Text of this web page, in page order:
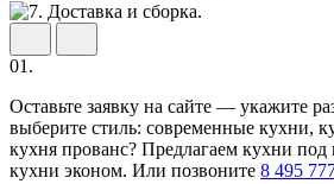
01.
Оставьте заявку на сайте — укажите
выберите стиль: современные кухни,
кухня прованс? Предлагаем кухни
кухни эконом. Или позвоните 8 495